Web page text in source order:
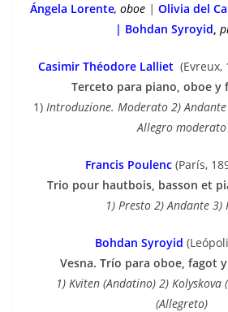
Ángela Lorente, oboe | Olivia del
| Bohdan Syroyid,
Casimir Théodore Lalliet (Evreux,
Terceto para piano, oboe y
1) Introduzione. Moderato 2)
Allegro moderato
Francis Poulenc (París,
Trio pour hautbois, basson et
1) Presto 2) Andante 3)
Bohdan Syroyid
Vesna. Trío para oboe, fagot
1) Kviten (Andatino) 2) Kolyskova
(Allegreto)